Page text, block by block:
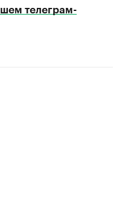
телеграм-